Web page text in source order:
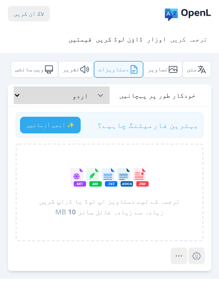
لاگ ان کریں
ترجمہ کریں اوزار ڈاؤن لوڈ کریں قیمتیں
متن تصاویر دستاویزات تقریر ویب سائٹس
خودکار طور پر پہچانیں
بہترین فارمیٹنگ چاہیے؟ ✨ ابھی آزمائیں
ترجمہ کے لیے دستاویز اپ لوڈ یا ڈراپ کریں
زیادہ سے زیادہ فائل سائز 10